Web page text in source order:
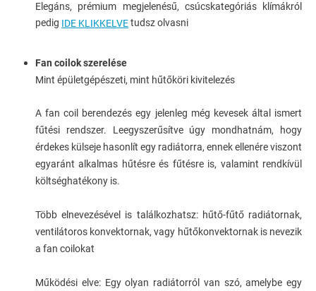
Elegáns, prémium megjelenésű, csúcskategóriás klímákról
pedig IDE KLIKKELVEtudsz olvasni
Fan coilok szerelése
Mint épületgépészeti, mint hűtőköri kivitelezés
A fan coil berendezés egy jelenleg még kevesek által ismert
fűtési rendszer. Leegyszerűsítve úgy mondhatnám, hogy
érdekes külseje hasonlít egy radiátorra, ennek ellenére viszont
egyaránt alkalmas hűtésre és fűtésre is, valamint rendkívül
költséghatékony is.
Több elnevezésével is találkozhatsz: hűtő-fűtő radiátornak,
ventilátoros konvektornak, vagy hűtőkonvektornak is nevezik
a fan coilokat
Működési elve: Egy olyan radiátorról van szó, amelybe egy